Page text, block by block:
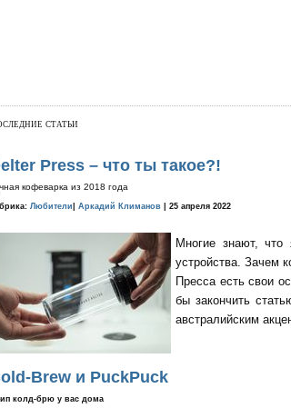
статьи
Press – что ты такое?!
кофеварка из 2018 года
Любители Аркадий Климанов | 25 апреля 2022
Многие знают,
устройства. Зачем
Пресса есть свои
бы закончить
австралийским
Brew и PuckPuck
колд-брю у вас дома